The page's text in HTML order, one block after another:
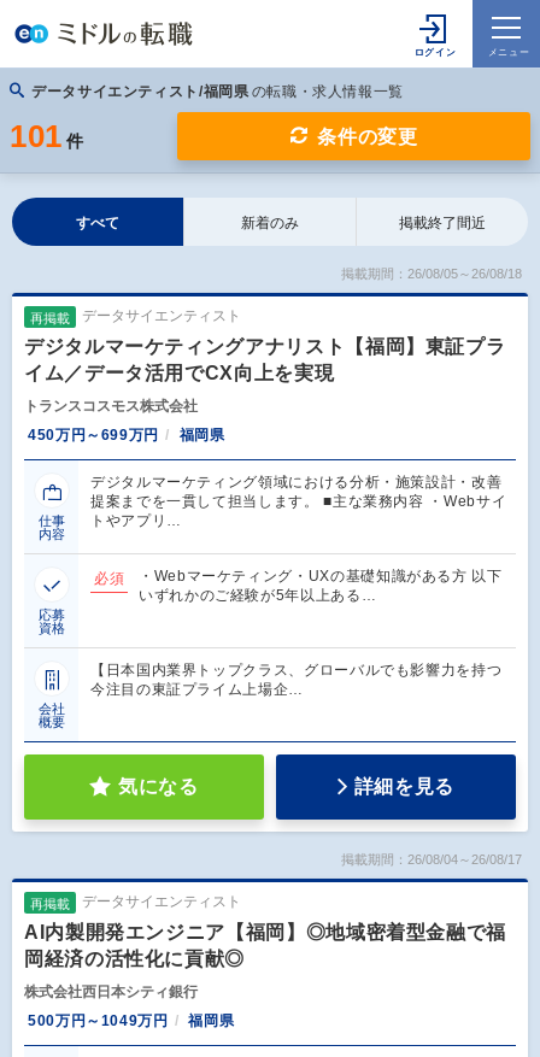
データサイエンティスト/福岡県 の転職・求人情報一覧
101 件 条件の変更
すべて 新着のみ 掲載終了間近
掲載期間：26/08/05～26/08/18
再掲載 データサイエンティスト
デジタルマーケティングアナリスト【福岡】東証プラ
イム／データ活用でCX向上を実現
トランスコスモス株式会社
450万円～699万円
福岡県
仕事
内容
デジタルマーケティング領域における分析・施策設計・改善
提案までを一貫して担当します。 ■主な業務内容 ・Webサイ
トやアプリ…
応募
資格
必須
・Webマーケティング・UXの基礎知識がある方 以下
いずれかのご経験が5年以上ある…
会社
概要
【日本国内業界トップクラス、グローバルでも影響力を持つ
今注目の東証プライム上場企…
気になる 詳細を見る
掲載期間：26/08/04～26/08/17
再掲載 データサイエンティスト
AI内製開発エンジニア【福岡】◎地域密着型金融で福
岡経済の活性化に貢献◎
株式会社西日本シティ銀行
500万円～1049万円
福岡県